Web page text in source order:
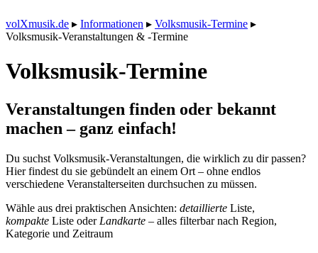
volXmusik.de ▸ Informationen ▸ Volksmusik-Termine ▸
Volksmusik-Veranstaltungen & -Termine
Volksmusik-Termine
Veranstaltungen finden oder bekannt
machen – ganz einfach!
Du suchst Volksmusik-Veranstaltungen, die wirklich zu dir passen?
Hier findest du sie gebündelt an einem Ort – ohne endlos
verschiedene Veranstalterseiten durchsuchen zu müssen.
Wähle aus drei praktischen Ansichten: detaillierte Liste,
kompakte Liste oder Landkarte – alles filterbar nach Region,
Kategorie und Zeitraum